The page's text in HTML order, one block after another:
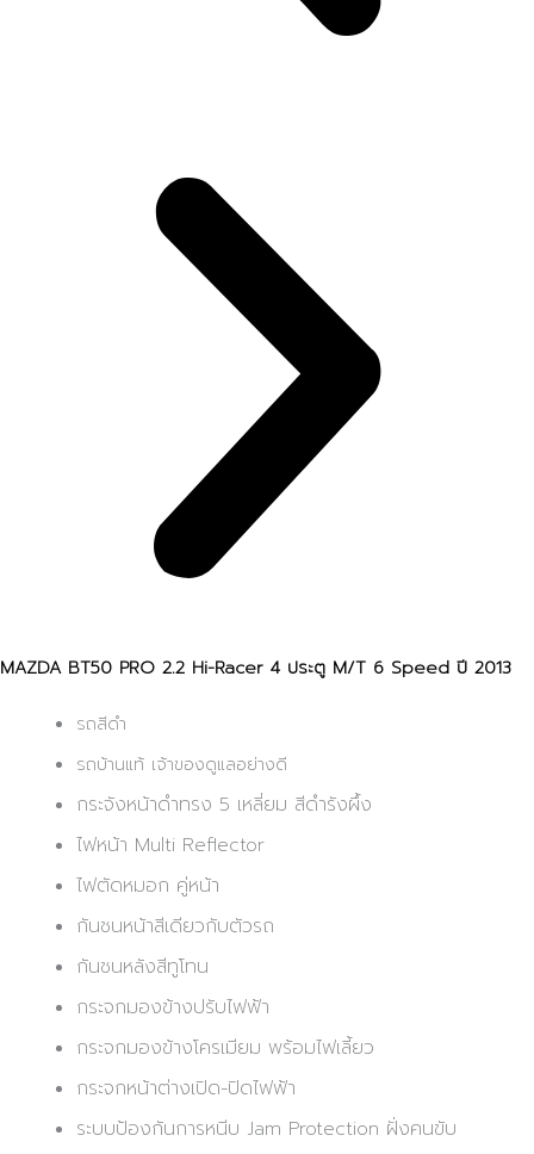
MAZDA BT50 PRO 2.2 Hi-Racer 4 ประตู M/T 6 Speed ปี 2013
รถสีดำ
รถบ้านแท้ เจ้าของดูแลอย่างดี
กระจังหน้าดำทรง 5 เหลี่ยม สีดำรังผึ้ง
ไฟหน้า Multi Reflector
ไฟตัดหมอก คู่หน้า
กันชนหน้าสีเดียวกับตัวรถ
กันชนหลังสีทูโทน
กระจกมองข้างปรับไฟฟ้า
กระจกมองข้างโครเมียม พร้อมไฟเลี้ยว
กระจกหน้าต่างเปิด-ปิดไฟฟ้า
ระบบป้องกันการหนีบ Jam Protection ฝั่งคนขับ